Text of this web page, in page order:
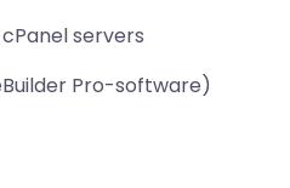
servers
Pro-software)